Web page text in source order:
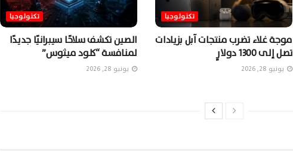
تكنولوجيا
موجة غلاء تضرب منتجات آبل بزيادات
تصل إلى 1300 دولارٍ
يونيو 28, 2026
تكنولوجيا
الصين تكشف سلاحًا سيبرانيًا جديدًا
لمنافسة “كلود ميثوس”
يونيو 28, 2026